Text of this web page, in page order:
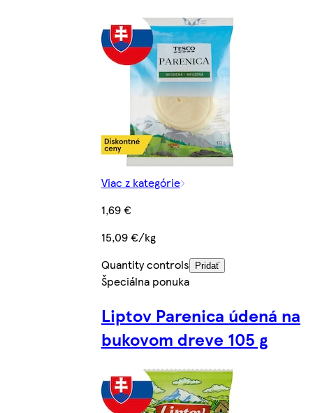
Viac z kategórie
1,69 €
15,09 €/kg
Quantity controls
Pridať
Špeciálna ponuka
Liptov Parenica údená na
bukovom dreve 105 g